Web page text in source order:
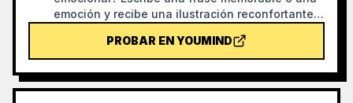
emoción y recibe una ilustración reconfortante
objetos cotidianos esparcidos y la frase escrita
a mano. Perfecta para cada publicación.
PROBAR EN YOUMIND